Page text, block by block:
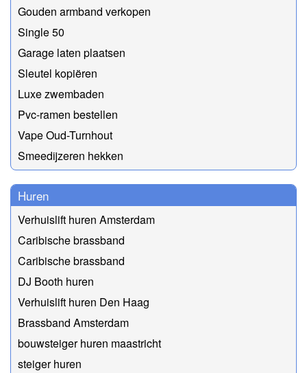
Gouden armband verkopen
Single 50
Garage laten plaatsen
Sleutel kopiëren
Luxe zwembaden
Pvc-ramen bestellen
Vape Oud-Turnhout
Smeedijzeren hekken
Huren
Verhuislift huren Amsterdam
Caribische brassband
Caribische brassband
DJ Booth huren
Verhuislift huren Den Haag
Brassband Amsterdam
bouwsteiger huren maastricht
steiger huren